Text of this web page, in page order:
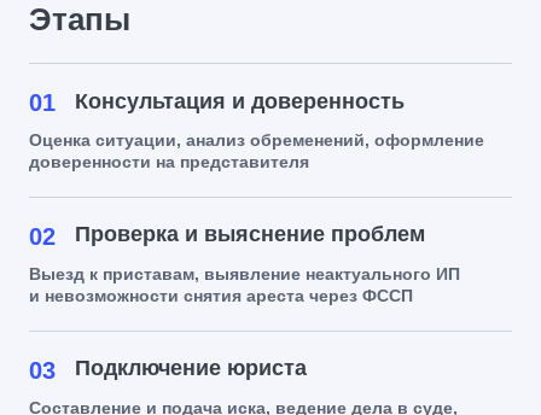
Этапы
01 Консультация и доверенность
Оценка ситуации, анализ обременений, оформление
доверенности на представителя
02 Проверка и выяснение проблем
Выезд к приставам, выявление неактуального ИП
и невозможности снятия ареста через ФССП
03 Подключение юриста
Составление и подача иска, ведение дела в суде,